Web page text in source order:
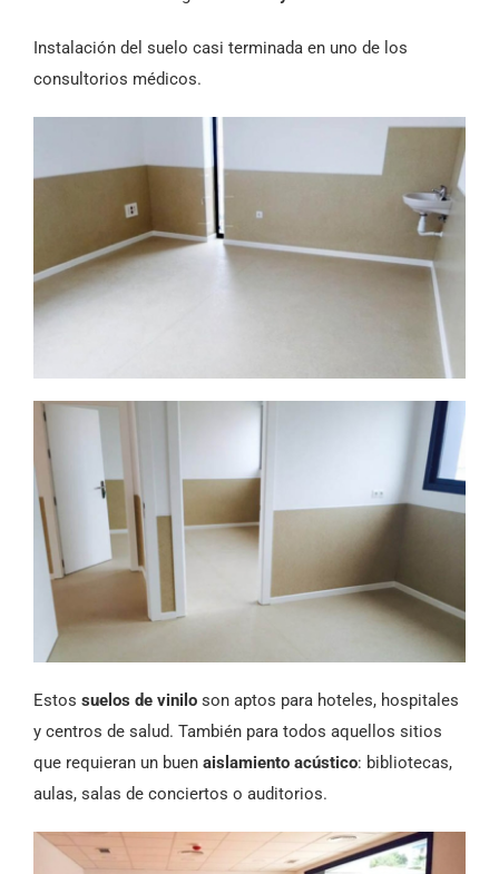
Instalación del suelo casi terminada en uno de los
consultorios médicos.
Estos suelos de vinilo son aptos para hoteles, hospitales
y centros de salud. También para todos aquellos sitios
que requieran un buen aislamiento acústico: bibliotecas,
aulas, salas de conciertos o auditorios.